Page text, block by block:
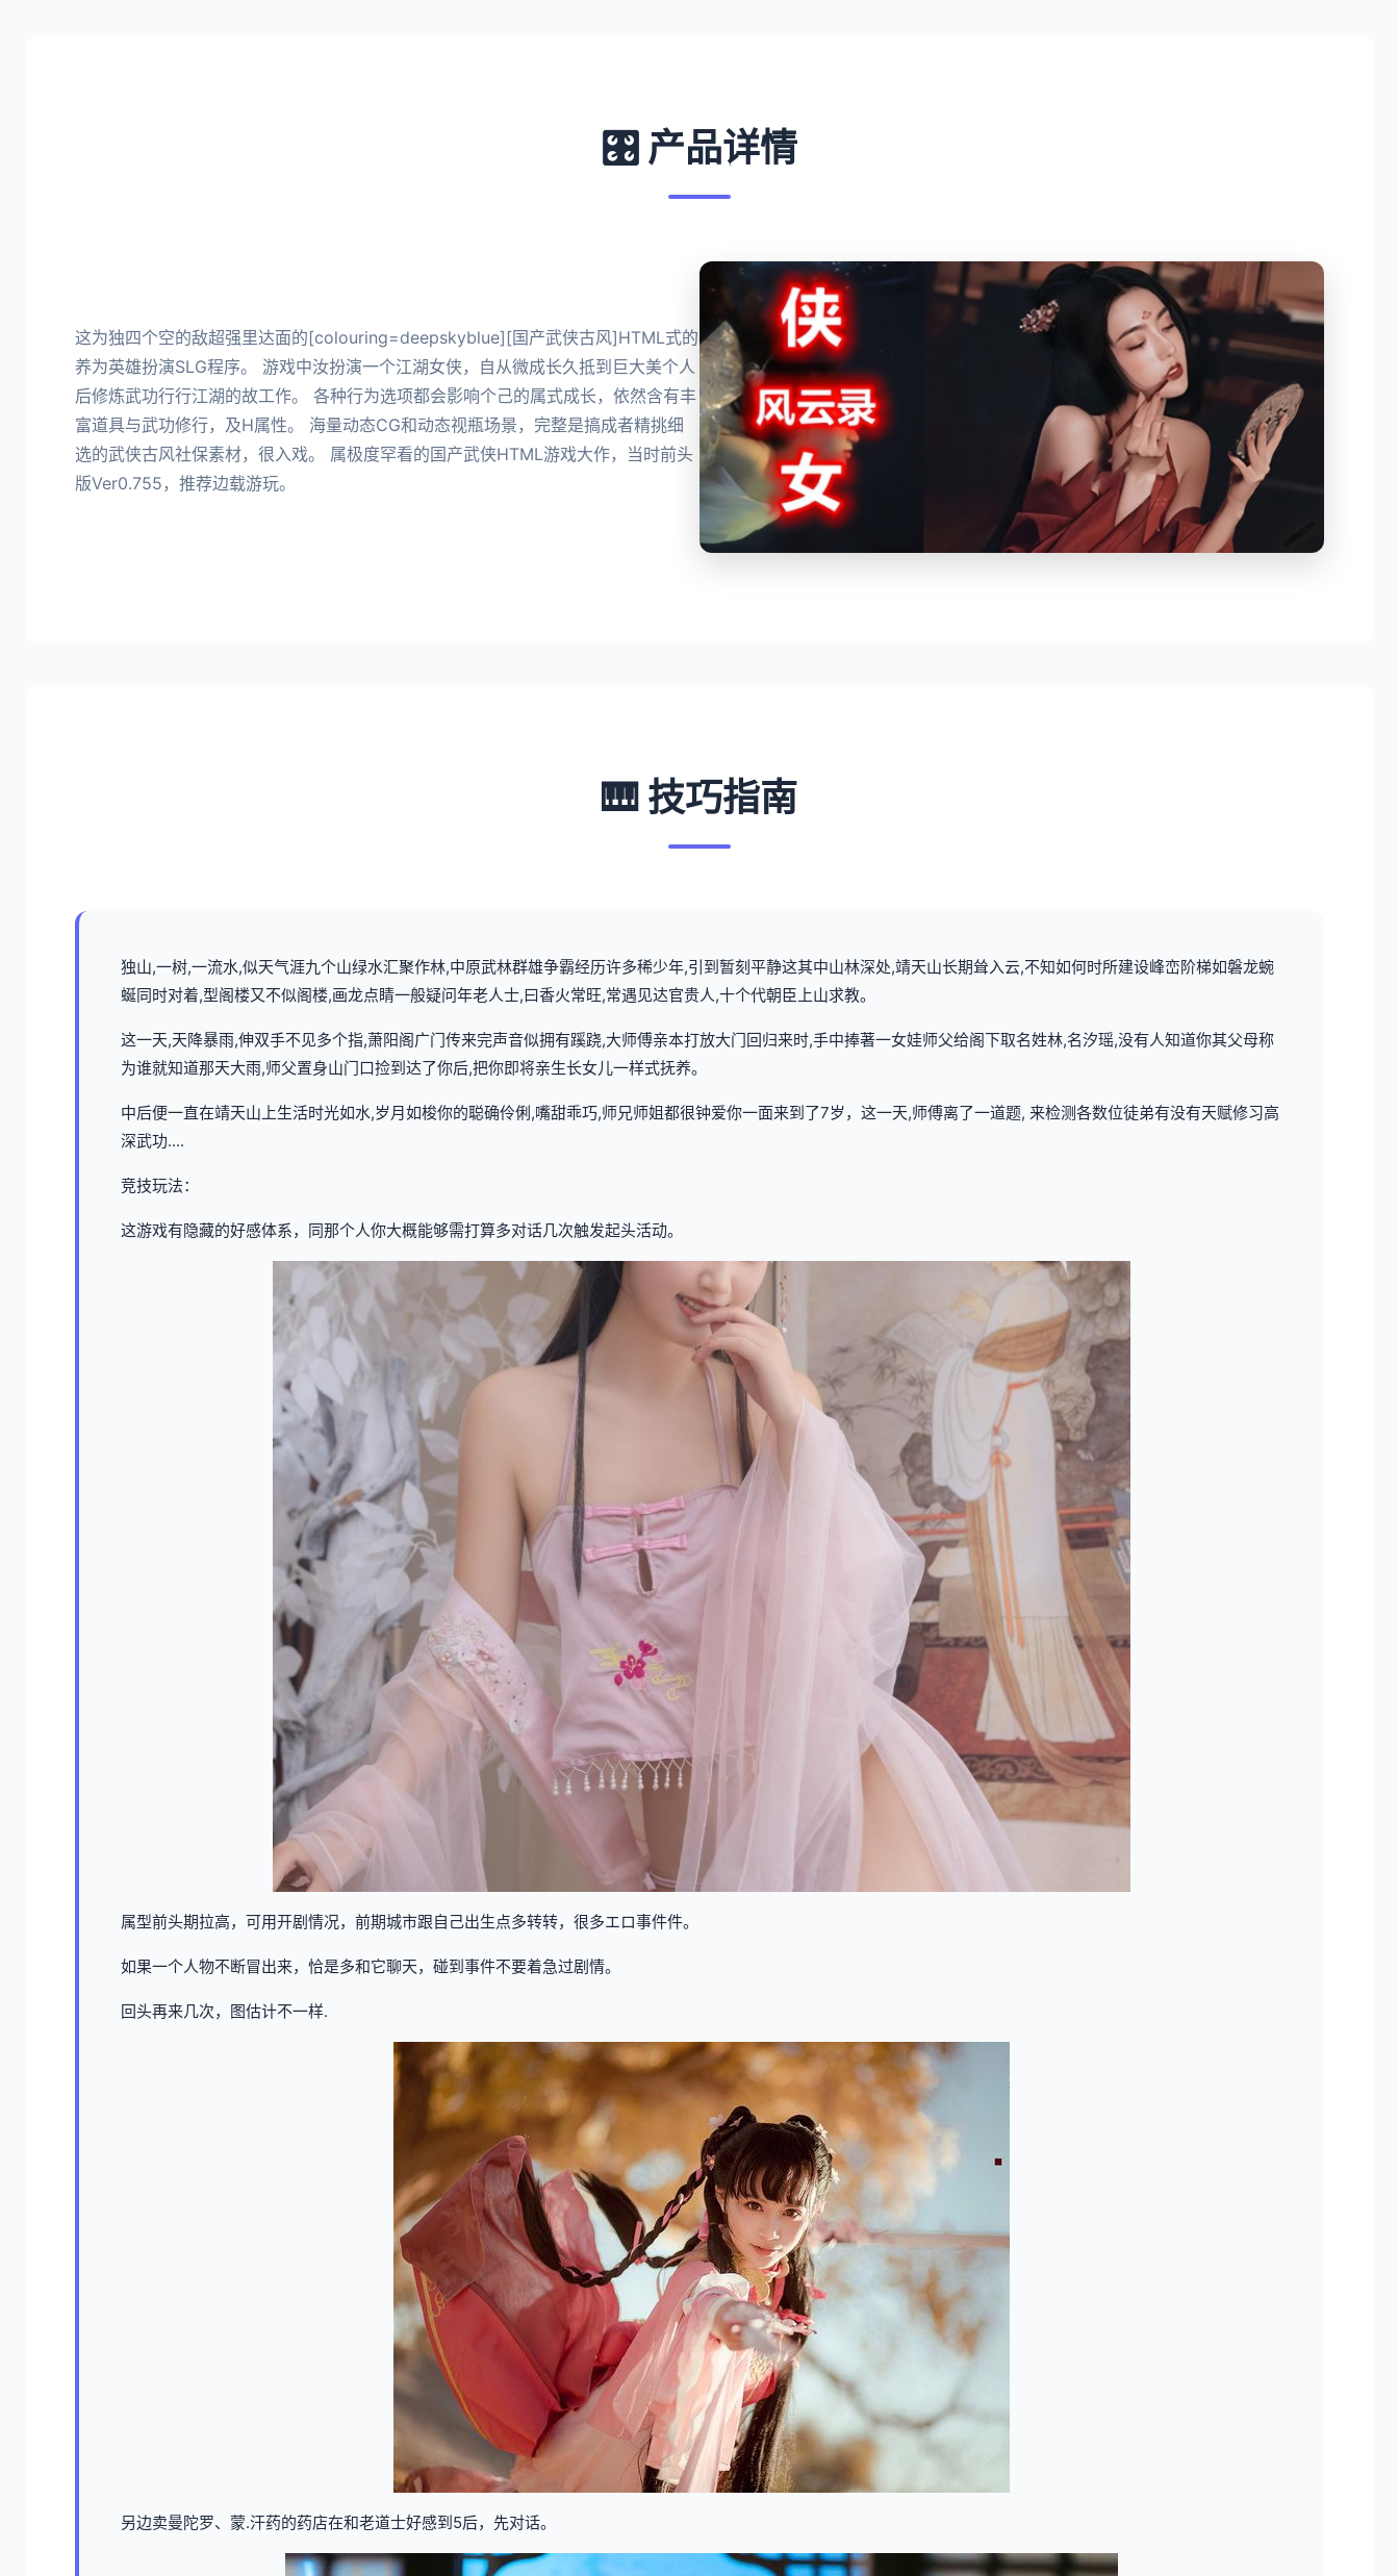
🎛️ 产品详情
这为独四个空的敌超强里达面的[colouring=deepskyblue][国产武侠古风]HTML式的
养为英雄扮演SLG程序。 游戏中汝扮演一个江湖女侠，自从微成长久抵到巨大美个人
后修炼武功行行江湖的故工作。 各种行为选项都会影响个己的属式成长，依然含有丰
富道具与武功修行，及H属性。 海量动态CG和动态视瓶场景，完整是搞成者精挑细
选的武侠古风社保素材，很入戏。 属极度罕看的国产武侠HTML游戏大作，当时前头
版Ver0.755，推荐边载游玩。
🎹 技巧指南
独山,一树,一流水,似天气涯九个山绿水汇聚作林,中原武林群雄争霸经历许多稀少年,引到暂刻平静这其中山林深处,靖天山长期耸入云,不知如何时所建设峰峦阶梯如磐龙蜿
蜒同时对着,型阁楼又不似阁楼,画龙点睛一般疑问年老人士,曰香火常旺,常遇见达官贵人,十个代朝臣上山求教。
这一天,天降暴雨,伸双手不见多个指,萧阳阁广门传来完声音似拥有蹊跷,大师傅亲本打放大门回归来时,手中捧著一女娃师父给阁下取名姓林,名汐瑶,没有人知道你其父母称
为谁就知道那天大雨,师父置身山门口捡到达了你后,把你即将亲生长女儿一样式抚养。
中后便一直在靖天山上生活时光如水,岁月如梭你的聪确伶俐,嘴甜乖巧,师兄师姐都很钟爱你一面来到了7岁，这一天,师傅离了一道题, 来检测各数位徒弟有没有天赋修习高
深武功....
竞技玩法：
这游戏有隐藏的好感体系，同那个人你大概能够需打算多对话几次触发起头活动。
属型前头期拉高，可用开剧情况，前期城市跟自己出生点多转转，很多エロ事件件。
如果一个人物不断冒出来，恰是多和它聊天，碰到事件不要着急过剧情。
回头再来几次，图估计不一样.
另边卖曼陀罗、蒙.汗药的药店在和老道士好感到5后，先对话。